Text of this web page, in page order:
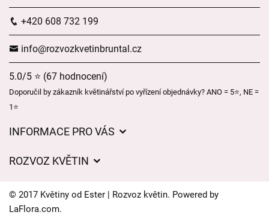
+420 608 732 199
info@rozvozkvetinbruntal.cz
5.0/5 ⭐ (67 hodnocení)
Doporučil by zákazník květinářství po vyřízení objednávky? ANO = 5⭐, NE =
1⭐
INFORMACE PRO VÁS
O nás
Ochrana osobních údajů
ROZVOZ KVĚTIN
Kam doručujeme květiny
© 2017 Květiny od Ester | Rozvoz květin. Powered by
LaFlora.com.